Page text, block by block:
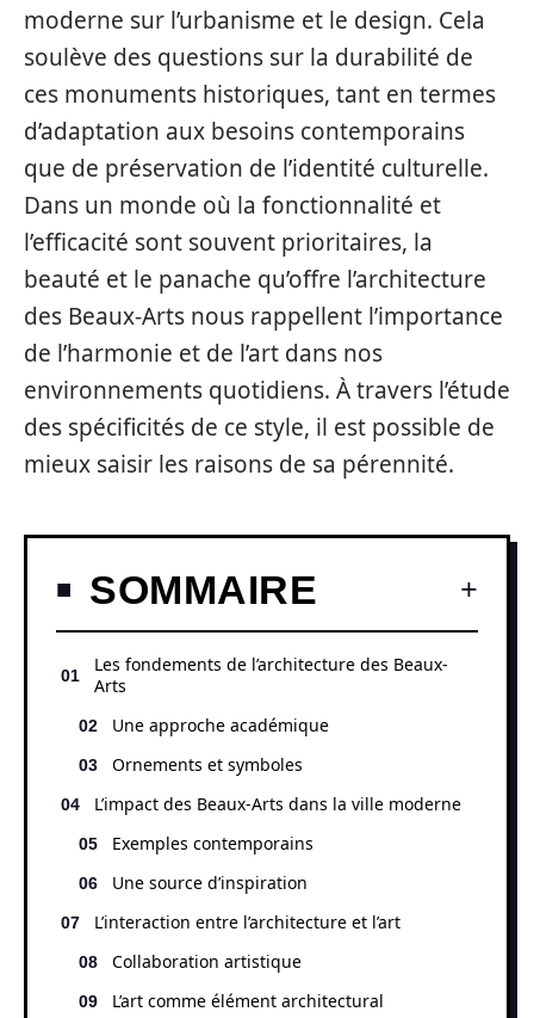
moderne sur l’urbanisme et le design. Cela
soulève des questions sur la durabilité de
ces monuments historiques, tant en termes
d’adaptation aux besoins contemporains
que de préservation de l’identité culturelle.
Dans un monde où la fonctionnalité et
l’efficacité sont souvent prioritaires, la
beauté et le panache qu’offre l’architecture
des Beaux-Arts nous rappellent l’importance
de l’harmonie et de l’art dans nos
environnements quotidiens. À travers l’étude
des spécificités de ce style, il est possible de
mieux saisir les raisons de sa pérennité.
SOMMAIRE
Les fondements de l’architecture des Beaux-
Arts
Une approche académique
Ornements et symboles
L’impact des Beaux-Arts dans la ville moderne
Exemples contemporains
Une source d’inspiration
L’interaction entre l’architecture et l’art
Collaboration artistique
L’art comme élément architectural